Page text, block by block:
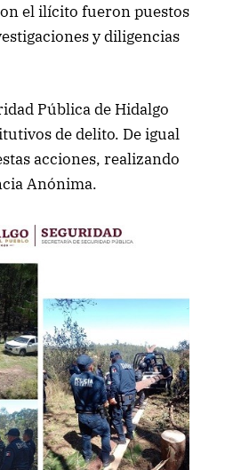
el ilícito fueron puestos
y diligencias
Pública de Hidalgo
de delito. De igual
acciones, realizando
Anónima.